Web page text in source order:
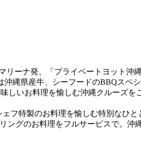
ーナ発、「プライベートヨット沖
縄県産牛、シーフードのBBQスペ
いお料理を愉しむ沖縄クルーズを
フ特製のお料理を愉しむ特別なひと
グのお料理をフルサービスで。